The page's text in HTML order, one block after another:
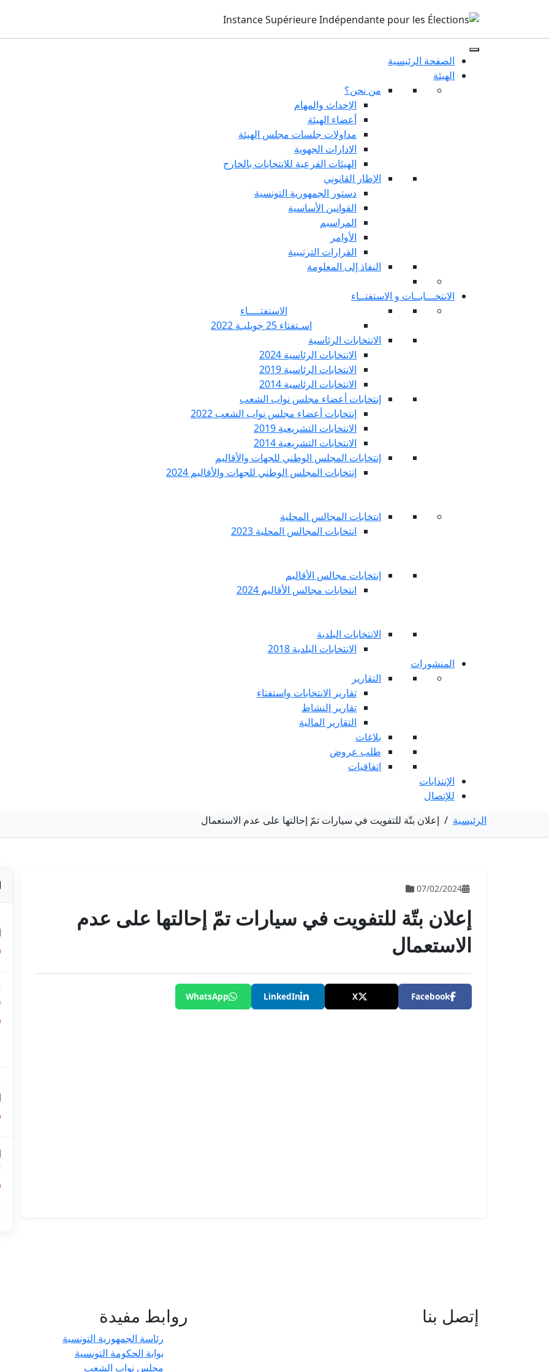
الصفحة الرئيسية
الهيئة
من نحن؟
الإحداث والمهام
أعضاء الهيئة
مداولات جلسات مجلس الهيئة
الادارات الجهوية
الهيئات الفرعية للانتخابات بالخارج
الإطار القانوني
دستور الجمهورية التونسية
القوانين الأساسية
المراسيم
الأوامر
القرارات الترتيبية
النفاذ إلى المعلومة
الانتخـــابــات و الاستفتــاء
الاستفتــــاء
اسـتفتاء 25 جويليـة 2022
الانتخابات الرئاسية
الانتخابات الرئاسية 2024
الانتخابات الرئاسية 2019
الانتخابات الرئاسية 2014
إنتخابات أعضاء مجلس نواب الشعب
إنتخابات أعضاء مجلس نواب الشعب 2022
الانتخابات التشريعية 2019
الانتخابات التشريعية 2014
إنتخابات المجلس الوطني للجهات والأقاليم
إنتخابات المجلس الوطني للجهات والأقاليم 2024
انتخابات المجالس المحلية
انتخابات المجالس المحلية 2023
إنتخابات مجالس الأقاليم
انتخابات مجالس الأقاليم 2024
الانتخابات البلدية
الانتخابات البلدية 2018
المنشورات
التقارير
تقارير الانتخابات واستفتاء
تقارير النشاط
التقارير المالية
بلاغات
طلب عروض
اتفاقيات
الإنتدابات
للإتصال
الرئيسية / إعلان بتّة للتفويت في سيارات تمّ إحالتها على عدم الاستعمال
07/02/2024
إعلان بتّة للتفويت في سيارات تمّ إحالتها على عدم
الاستعمال
Facebook
X
LinkedIn
WhatsApp
إتصل بنا روابط مفيدة
رئاسة الجمهورية التونسية
بوابة الحكومة التونسية
مجلس نواب الشعب